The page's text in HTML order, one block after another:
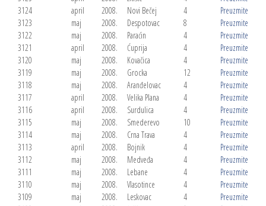
3124
april 2008. Novi Bečej 4
Preuzmite
3123
maj 2008. Despotovac 8
Preuzmite
3122
maj 2008. Paraćin 4
Preuzmite
3121
april 2008. Ćuprija 4
Preuzmite
3120
maj 2008. Kovačica 4
Preuzmite
3119
maj 2008. Grocka 12
Preuzmite
3118
maj 2008. Aranđelovac 4
Preuzmite
3117
april 2008. Velika Plana 4
Preuzmite
3116
april 2008. Surdulica 4
Preuzmite
3115
maj 2008. Smederevo 10
Preuzmite
3114
maj 2008. Crna Trava 4
Preuzmite
3113
april 2008. Bojnik 4
Preuzmite
3112
maj 2008. Medveđa 4
Preuzmite
3111
maj 2008. Lebane 4
Preuzmite
3110
maj 2008. Vlasotince 4
Preuzmite
3109
maj 2008. Leskovac 4
Preuzmite